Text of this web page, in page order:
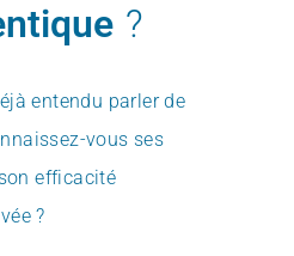
?
entendu parler de
vous ses
efficacité
?